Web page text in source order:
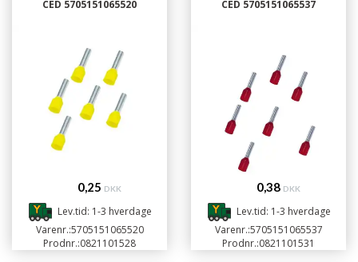
CED 5705151065520
0,25 DKK
Lev.tid: 1-3 hverdage
Varenr.:5705151065520
Prodnr.:0821101528
CED 5705151065537
0,38 DKK
Lev.tid: 1-3 hverdage
Varenr.:5705151065537
Prodnr.:0821101531